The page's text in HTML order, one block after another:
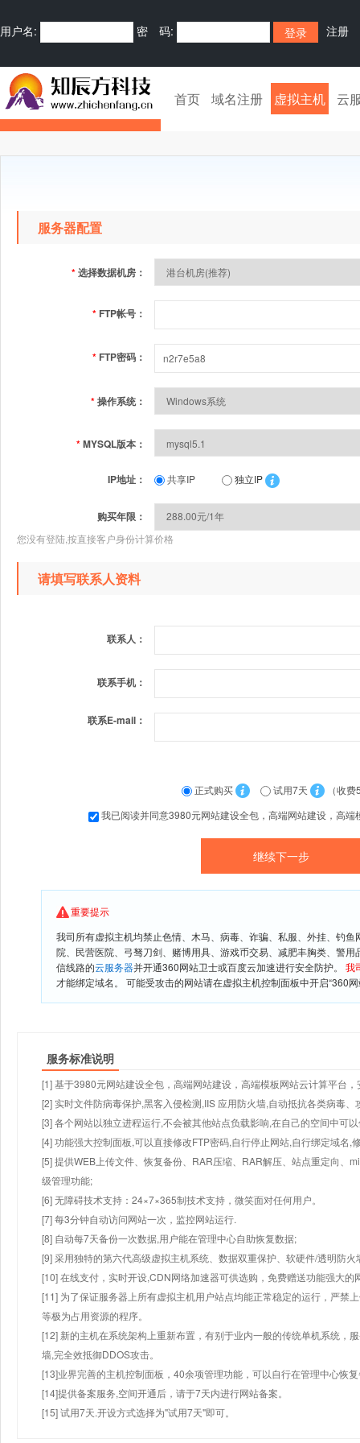
用户名: 密 码: 注册
首页 域名注册 虚拟主机 云
服务器配置
*选择数据机房：
* FTP帐号：
* FTP密码：
*操作系统：
*MYSQL版本：
IP地址： 共享IP 独立IP
购买年限：
您没有登陆,按直接客户身份计算价格
请填写联系人资料
联系人：
联系手机：
联系E-mail：
正式购买 试用7天
（收费
我已阅读并同意3980元网站建设全包，高端网站建设，高
重要提示
我司所有虚拟主机均禁止色情、木马、病毒、诈骗、私服、外挂、钓
院、民营医院、弓驽刀剑、赌博用具、游戏币交易、减肥丰胸类、警
信线路的云服务器并开通360网站卫士或百度云加速进行安全防护。 我
才能绑定域名。 可能受攻击的网站请在虚拟主机控制面板中开启“360
服务标准说明
[1] 基于3980元网站建设全包，高端网站建设，高端模板网站云计算平台
[2] 实时文件防病毒保护,黑客入侵检测,IIS 应用防火墙,自动抵抗各类病毒、
[3] 各个网站以独立进程运行,不会被其他站点负载影响,在自己的空间中可
[4] 功能强大控制面板,可以直接修改FTP密码,自行停止网站,自行绑定域名,
[5] 提供WEB上传文件、恢复备份、RAR压缩、RAR解压、站点重定向、
级管理功能;
[6] 无障碍技术支持：24×7×365制技术支持，微笑面对任何用户。
[7] 每3分钟自动访问网站一次，监控网站运行.
[8] 自动每7天备份一次数据,用户能在管理中心自助恢复数据;
[9] 采用独特的第六代高级虚拟主机系统、数据双重保护、软硬件/透明防火
[10] 在线支付，实时开设,CDN网络加速器可供选购，免费赠送功能强大
[11] 为了保证服务器上所有虚拟主机用户站点均能正常稳定的运行，严禁
等极为占用资源的程序。
[12] 新的主机在系统架构上重新布置，有别于业内一般的传统单机系统，
墙,完全效抵御DDOS攻击。
[13]业界完善的主机控制面板，40余项管理功能，可以自行在管理中心恢
[14]提供备案服务,空间开通后，请于7天内进行网站备案。
[15] 试用7天.开设方式选择为"试用7天"即可。